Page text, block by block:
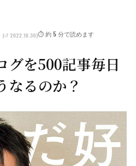
(↺ 2022.10.30)⏱️ 約 5 分で読めます
グを500記事毎日
なるのか？